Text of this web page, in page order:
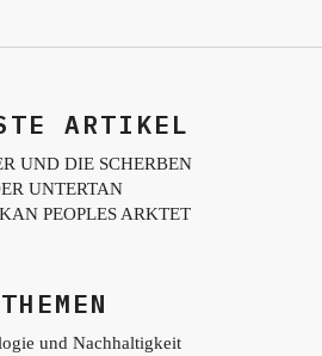
ARTIKEL
UND DIE SCHERBEN
UNTERTAN
PEOPLES ARKTET
THEMEN
und Nachhaltigkeit